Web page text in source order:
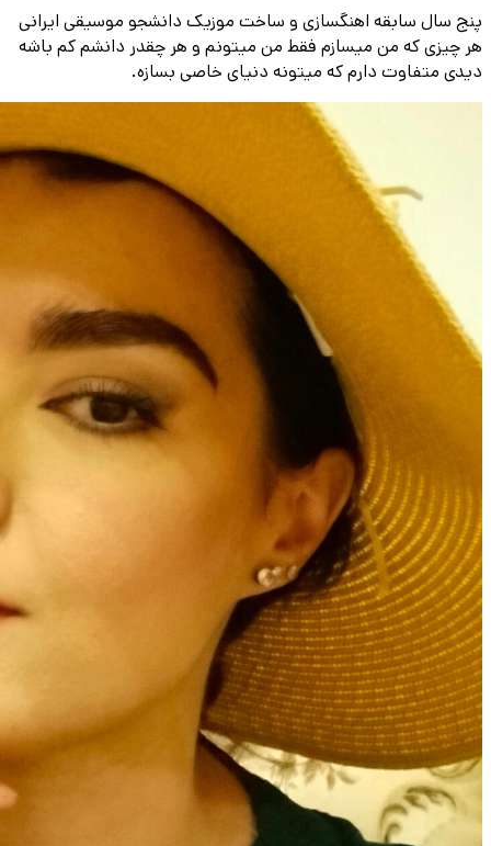
پنج سال سابقه اهنگسازی و ساخت موزیک دانشجو موسیقی ایرانی
هر چیزی که من میسازم فقط من میتونم و هر چقدر دانشم کم باشه
دیدی متفاوت دارم که میتونه دنیای خاصی بسازه.